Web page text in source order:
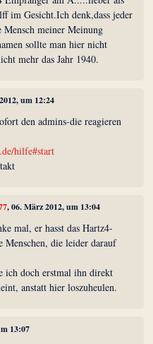
im Gesicht.Ich denk,dass jeder
meiner Meinung
sollte man hier nicht
mehr das Jahr 1940.
um 12:24
den admins-die reagieren
hilfe#start
, 06. März 2012, um 13:04
mal, er hasst das Hartz4-
Menschen, die leider darauf
ich doch erstmal ihn direkt
anstatt hier loszuheulen.
13:07